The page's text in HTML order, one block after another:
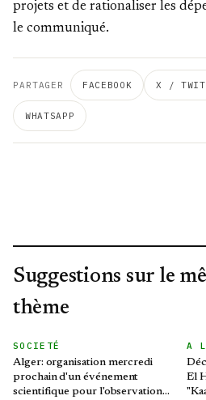
projets et de rationaliser les
le communiqué.
PARTAGER FACEBOOK X /
WHATSAPP
Suggestions sur le
thème
SOCIETÉ
Alger: organisation mercredi
prochain d'un événement
scientifique pour l'observation
A
El